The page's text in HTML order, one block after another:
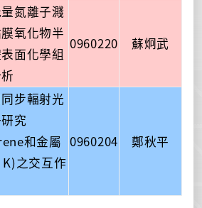
氮離子濺
氧化物半
面化學組
0960220 蘇炯武
步輻射光
究
和金屬
K)之交互作
0960204 鄭秋平